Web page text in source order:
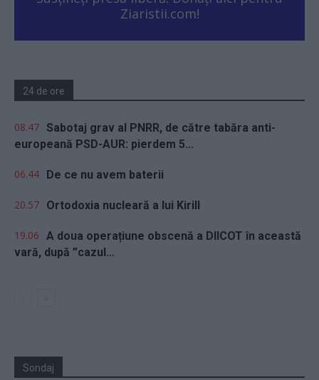
Ziaristii.com!
24 de ore
08.47 Sabotaj grav al PNRR, de către tabăra anti-
europeană PSD-AUR: pierdem 5...
06.44 De ce nu avem baterii
20.57 Ortodoxia nucleară a lui Kirill
19.06 A doua operațiune obscenă a DIICOT în această
vară, după ”cazul...
Sondaj